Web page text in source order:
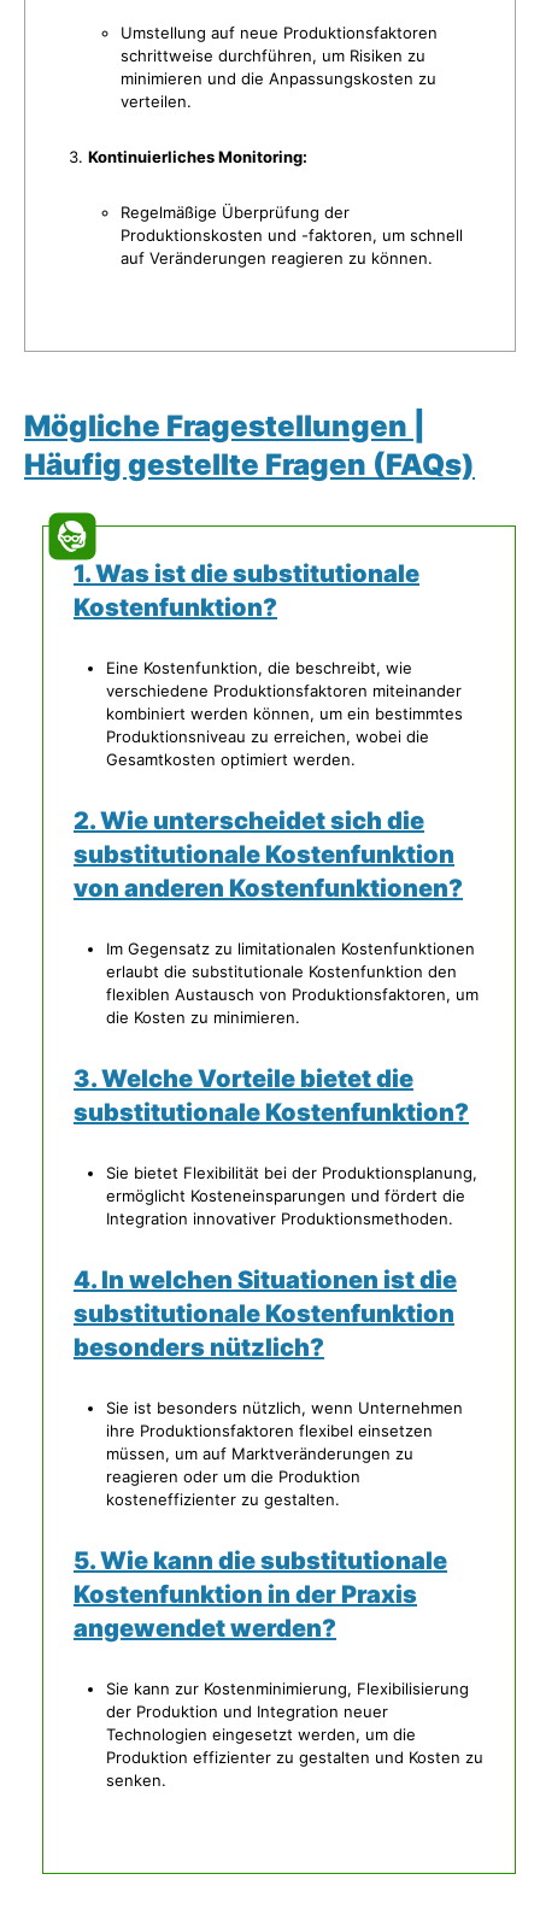
Umstellung auf neue Produktionsfaktoren
schrittweise durchführen, um Risiken zu
minimieren und die Anpassungskosten zu
verteilen.
Kontinuierliches Monitoring:
Regelmäßige Überprüfung der
Produktionskosten und -faktoren, um schnell
auf Veränderungen reagieren zu können.
Mögliche Fragestellungen |
Häufig gestellte Fragen (FAQs)
1. Was ist die substitutionale
Kostenfunktion?
Eine Kostenfunktion, die beschreibt, wie
verschiedene Produktionsfaktoren miteinander
kombiniert werden können, um ein bestimmtes
Produktionsniveau zu erreichen, wobei die
Gesamtkosten optimiert werden.
2. Wie unterscheidet sich die
substitutionale Kostenfunktion
von anderen Kostenfunktionen?
Im Gegensatz zu limitationalen Kostenfunktionen
erlaubt die substitutionale Kostenfunktion den
flexiblen Austausch von Produktionsfaktoren, um
die Kosten zu minimieren.
3. Welche Vorteile bietet die
substitutionale Kostenfunktion?
Sie bietet Flexibilität bei der Produktionsplanung,
ermöglicht Kosteneinsparungen und fördert die
Integration innovativer Produktionsmethoden.
4. In welchen Situationen ist die
substitutionale Kostenfunktion
besonders nützlich?
Sie ist besonders nützlich, wenn Unternehmen
ihre Produktionsfaktoren flexibel einsetzen
müssen, um auf Marktveränderungen zu
reagieren oder um die Produktion
kosteneffizienter zu gestalten.
5. Wie kann die substitutionale
Kostenfunktion in der Praxis
angewendet werden?
Sie kann zur Kostenminimierung, Flexibilisierung
der Produktion und Integration neuer
Technologien eingesetzt werden, um die
Produktion effizienter zu gestalten und Kosten zu
senken.